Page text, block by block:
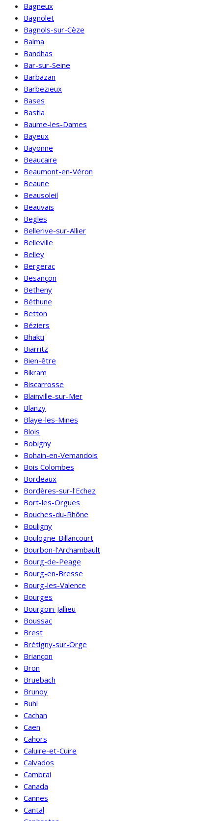
Bagneux
Bagnolet
Bagnols-sur-Cèze
Balma
Bandhas
Bar-sur-Seine
Barbazan
Barbezieux
Bases
Bastia
Baume-les-Dames
Bayeux
Bayonne
Beaucaire
Beaumont-en-Véron
Beaune
Beausoleil
Beauvais
Begles
Bellerive-sur-Allier
Belleville
Belley
Bergerac
Besançon
Betheny
Béthune
Betton
Béziers
Bhakti
Biarritz
Bien-être
Bikram
Biscarrosse
Blainville-sur-Mer
Blanzy
Blaye-les-Mines
Blois
Bobigny
Bohain-en-Vemandois
Bois Colombes
Bordeaux
Bordères-sur-l'Echez
Bort-les-Orgues
Bouches-du-Rhône
Bouligny
Boulogne-Billancourt
Bourbon-l'Archambault
Bourg-de-Peage
Bourg-en-Bresse
Bourg-les-Valence
Bourges
Bourgoin-Jallieu
Boussac
Brest
Brétigny-sur-Orge
Briançon
Bron
Bruebach
Brunoy
Buhl
Cachan
Caen
Cahors
Caluire-et-Cuire
Calvados
Cambrai
Canada
Cannes
Cantal